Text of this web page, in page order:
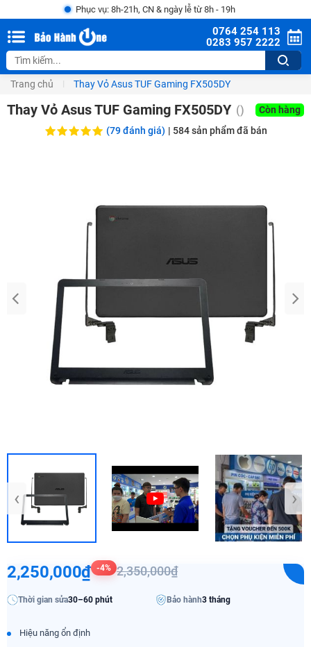
Phục vụ: 8h-21h, CN & ngày lễ từ 8h - 19h
0764 254 113
0283 957 2222
Trang chủ Thay Vỏ Asus TUF Gaming FX505DY
Thay Vỏ Asus TUF Gaming FX505DY ()
Còn hàng
(79 đánh giá) | 584sản phẩm đã bán
‹ ›
2,250,000₫ -4% 2,350,000₫
Thời gian sửa30–60 phút Bảo hành3 tháng
Hiệu năng ổn định